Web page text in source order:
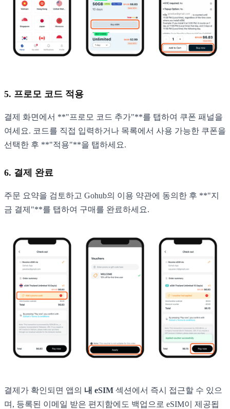
5. 프로모 코드 적용
결제 화면에서 **"프로모 코드 추가"**를 탭하여 쿠폰 패널을
여세요. 코드를 직접 입력하거나 목록에서 사용 가능한 쿠폰을
선택한 후 **"적용"**을 탭하세요.
6. 결제 완료
주문 요약을 검토하고 Gohub의 이용 약관에 동의한 후 **"지
금 결제"**를 탭하여 구매를 완료하세요.
결제가 확인되면 앱의 내 eSIM 섹션에서 즉시 접근할 수 있으
며, 등록된 이메일 받은 편지함에도 백업으로 eSIM이 제공됩